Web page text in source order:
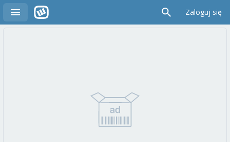
Zaloguj się